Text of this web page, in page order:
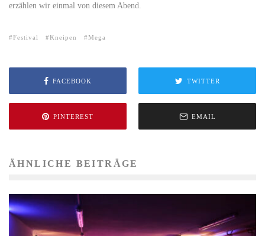
erzählen wir einmal von diesem Abend.
Festival Kneipen Mega
FACEBOOK TWITTER
PINTEREST EMAIL
ÄHNLICHE BEITRÄGE